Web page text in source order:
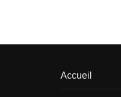
Accueil